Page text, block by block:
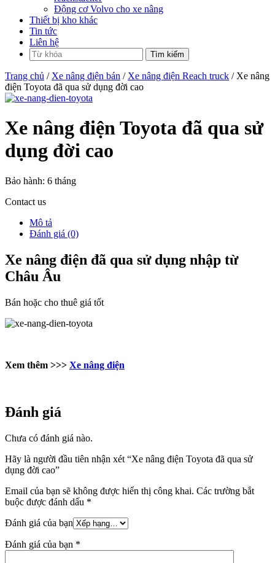
Động cơ Volvo cho xe nâng
Thiết bị kho khác
Tin tức
Liên hệ
Trang chủ / Xe nâng điện bán / Xe nâng điện Reach truck / Xe nâng
điện Toyota đã qua sử dụng đời cao
Xe nâng điện Toyota đã qua sử
dụng đời cao
Bảo hành: 6 tháng
Contact us
Mô tả
Đánh giá (0)
Xe nâng điện đã qua sử dụng nhập từ
Châu Âu
Bán hoặc cho thuê giá tốt
Xem thêm >>> Xe nâng điện
Đánh giá
Chưa có đánh giá nào.
Hãy là người đầu tiên nhận xét “Xe nâng điện Toyota đã qua sử
dụng đời cao”
Email của bạn sẽ không được hiển thị công khai. Các trường bắt
buộc được đánh dấu *
Đánh giá của bạn
Đánh giá của bạn *